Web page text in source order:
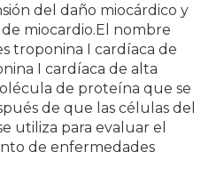
del daño miocárdico y
miocardio.El nombre
troponina I cardíaca de
I cardíaca de alta
de proteína que se
de que las células del
utiliza para evaluar el
de enfermedades